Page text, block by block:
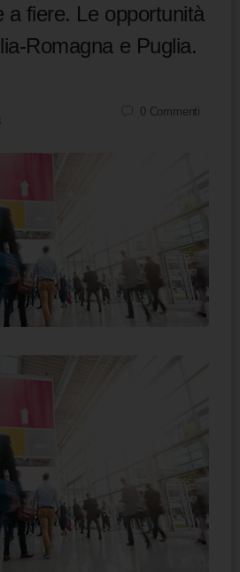
a fiere. Le opportunità
Romagna e Puglia.
0 Commenti